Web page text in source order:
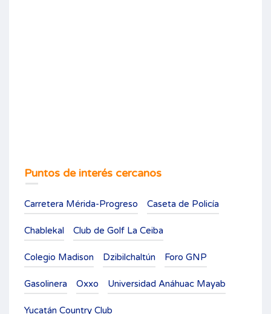
Puntos de interés cercanos
Carretera Mérida-Progreso Caseta de Policía
Chablekal Club de Golf La Ceiba
Colegio Madison Dzibilchaltún Foro GNP
Gasolinera Oxxo Universidad Anáhuac Mayab
Yucatán Country Club